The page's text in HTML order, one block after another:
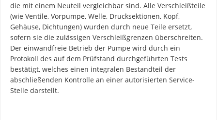
die mit einem Neuteil vergleichbar sind. Alle Verschleißteile
(wie Ventile, Vorpumpe, Welle, Drucksektionen, Kopf,
Gehäuse, Dichtungen) wurden durch neue Teile ersetzt,
sofern sie die zulässigen Verschleißgrenzen überschreiten.
Der einwandfreie Betrieb der Pumpe wird durch ein
Protokoll des auf dem Prüfstand durchgeführten Tests
bestätigt, welches einen integralen Bestandteil der
abschließenden Kontrolle an einer autorisierten Service-
Stelle darstellt.